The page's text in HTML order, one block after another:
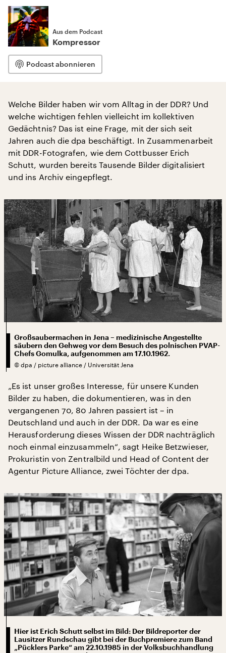
Aus dem Podcast
Kompressor
Podcast abonnieren
Welche Bilder haben wir vom Alltag in der DDR? Und
welche wichtigen fehlen vielleicht im kollektiven
Gedächtnis? Das ist eine Frage, mit der sich seit
Jahren auch die dpa beschäftigt. In Zusammenarbeit
mit DDR-Fotografen, wie dem Cottbusser Erich
Schutt, wurden bereits Tausende Bilder digitalisiert
und ins Archiv eingepflegt.
Großsaubermachen in Jena – medizinische Angestellte
säubern den Gehweg vor dem Besuch des polnischen PVAP-
Chefs Gomulka, aufgenommen am 17.10.1962.
© dpa / picture alliance / Universität Jena
„Es ist unser großes Interesse, für unsere Kunden
Bilder zu haben, die dokumentieren, was in den
vergangenen 70, 80 Jahren passiert ist – in
Deutschland und auch in der DDR. Da war es eine
Herausforderung dieses Wissen der DDR nachträglich
noch einmal einzusammeln“, sagt Heike Betzwieser,
Prokuristin von Zentralbild und Head of Content der
Agentur Picture Alliance, zwei Töchter der dpa.
Hier ist Erich Schutt selbst im Bild: Der Bildreporter der
Lausitzer Rundschau gibt bei der Buchpremiere zum Band
„Pücklers Parke“ am 22.10.1985 in der Volksbuchhandlung